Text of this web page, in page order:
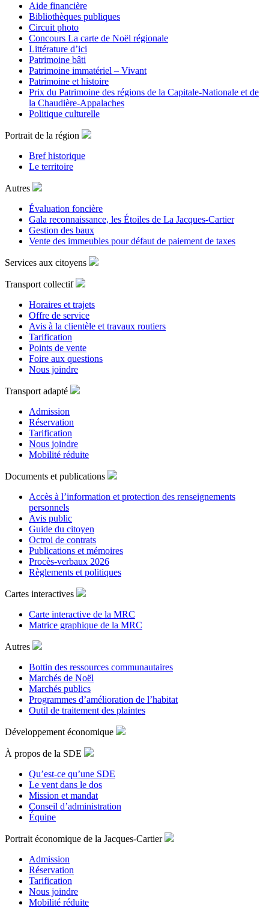
Aide financière
Bibliothèques publiques
Circuit photo
Concours La carte de Noël régionale
Littérature d’ici
Patrimoine bâti
Patrimoine immatériel – Vivant
Patrimoine et histoire
Prix du Patrimoine des régions de la Capitale-Nationale et de
la Chaudière-Appalaches
Politique culturelle
Portrait de la région
Bref historique
Le territoire
Autres
Évaluation foncière
Gala reconnaissance, les Étoiles de La Jacques-Cartier
Gestion des baux
Vente des immeubles pour défaut de paiement de taxes
Services aux citoyens
Transport collectif
Horaires et trajets
Offre de service
Avis à la clientèle et travaux routiers
Tarification
Points de vente
Foire aux questions
Nous joindre
Transport adapté
Admission
Réservation
Tarification
Nous joindre
Mobilité réduite
Documents et publications
Accès à l’information et protection des renseignements
personnels
Avis public
Guide du citoyen
Octroi de contrats
Publications et mémoires
Procès-verbaux 2026
Règlements et politiques
Cartes interactives
Carte interactive de la MRC
Matrice graphique de la MRC
Autres
Bottin des ressources communautaires
Marchés de Noël
Marchés publics
Programmes d’amélioration de l’habitat
Outil de traitement des plaintes
Développement économique
À propos de la SDE
Qu’est-ce qu’une SDE
Le vent dans le dos
Mission et mandat
Conseil d’administration
Équipe
Portrait économique de la Jacques-Cartier
Admission
Réservation
Tarification
Nous joindre
Mobilité réduite